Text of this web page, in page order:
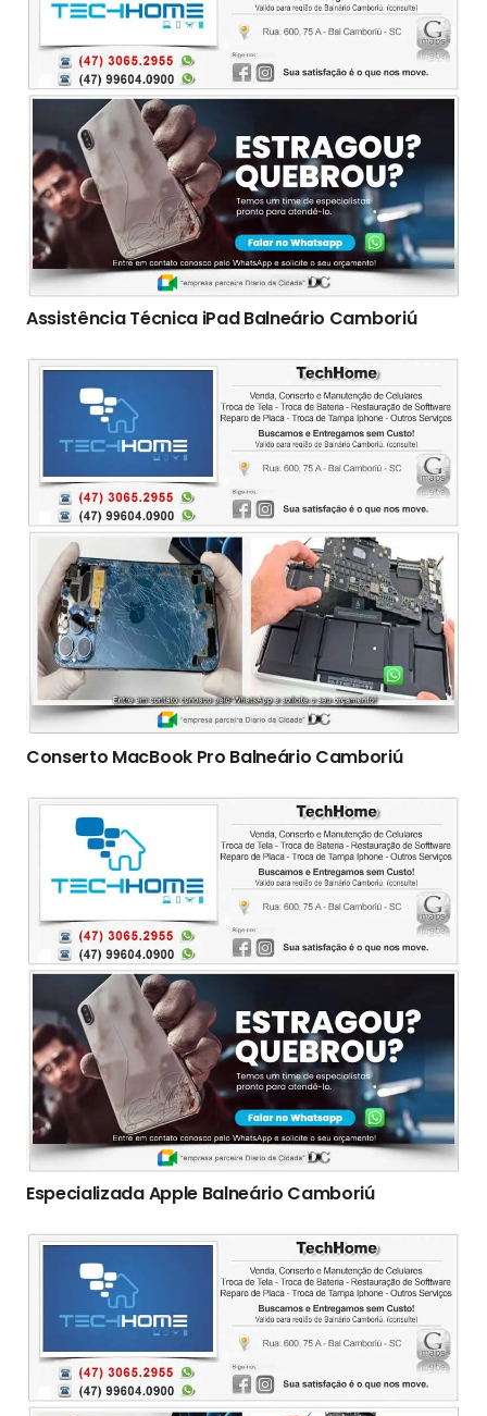
Assistência Técnica iPad Balneário Camboriú
Conserto ‎MacBook Pro Balneário Camboriú
Especializada Apple Balneário Camboriú